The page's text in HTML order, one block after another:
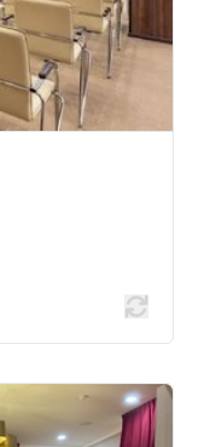
En savoir plus
ET RÉUNIONS